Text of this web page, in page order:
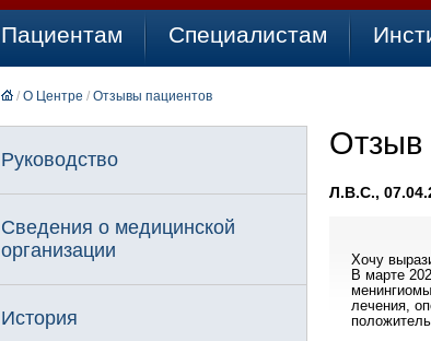
Пациентам Специалистам
/ О Центре / Отзывы пациентов
Руководство
Сведения о медицинской
организации
История
Отзыв
Л.В.С.,
Хочу
В марте
лечения,